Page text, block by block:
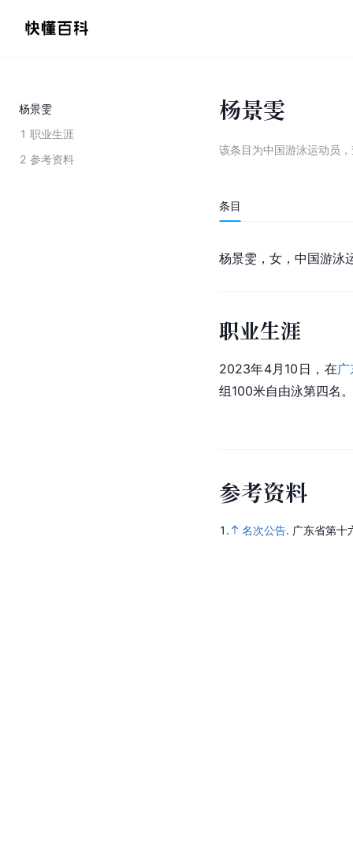
杨景雯
1 职业生涯
2 参考资料
杨景雯
该条目为中国游泳运动员 ，
条目
杨景雯，女，中国游泳
职业生涯
2023年4月10日，在
组100米自由泳第四名。
参考资料
1. 名次公告. 广东省第